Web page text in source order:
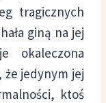
tragicznych
giną na jej
okaleczona
że jedynym jej
ktoś